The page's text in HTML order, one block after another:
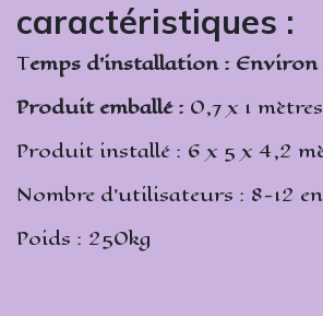
caractéristiques :
Temps d’installation :
Produit emballé : 0,7 x 1 mètres
Produit installé : 6 x 5 x 4,2
Nombre d’utilisateurs : 8-12
Poids : 250kg